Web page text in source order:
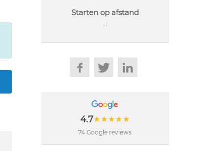
Starten op afstand
--
4.7★★★★★
74 Google reviews